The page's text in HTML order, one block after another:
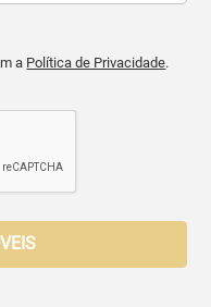
a Política de Privacidade.